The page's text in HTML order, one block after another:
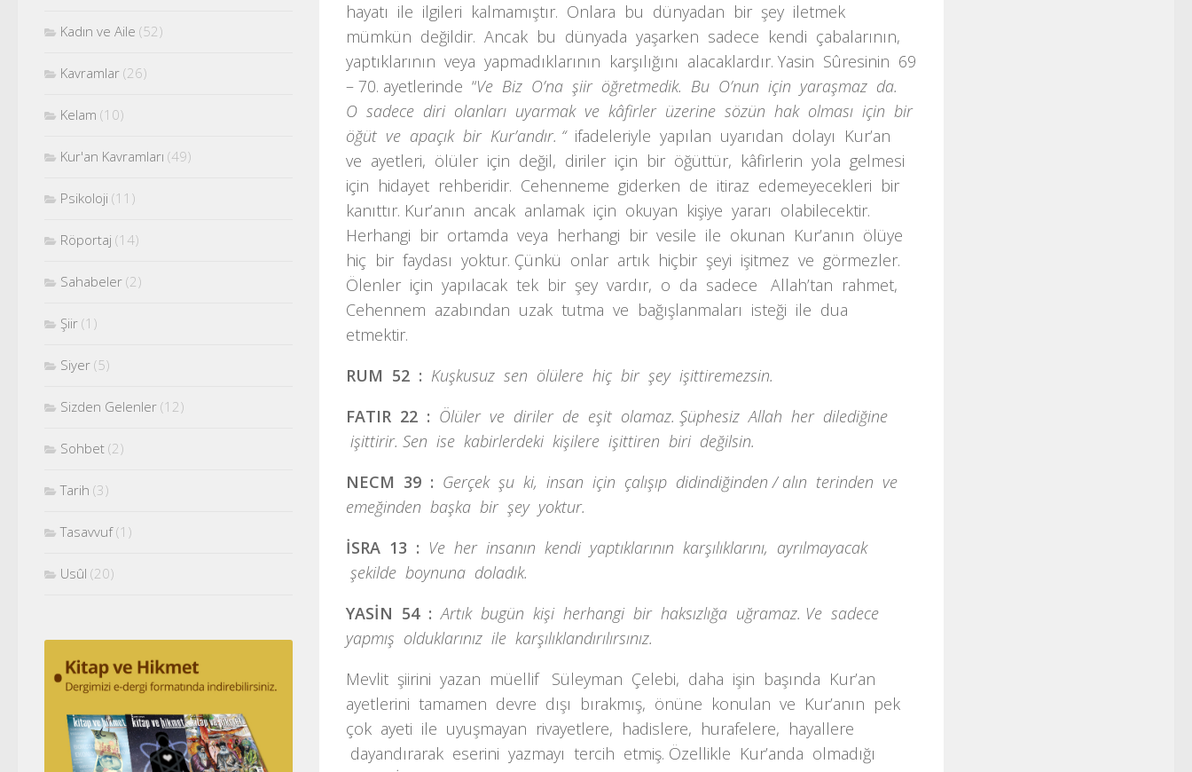
hayatı ile ilgileri kalmamıştır. Onlara bu dünyadan bir şey iletmek
mümkün değildir. Ancak bu dünyada yaşarken sadece kendi çabalarının,
yaptıklarının veya yapmadıklarının karşılığını alacaklardır. Yasin Sûresinin 69
– 70. ayetlerinde “Ve Biz O’na şiir öğretmedik. Bu O’nun için yaraşmaz da.
O sadece diri olanları uyarmak ve kâfirler üzerine sözün hak olması için bir
öğüt ve apaçık bir Kur’andır. “ifadeleriyle yapılan uyarıdan dolayı Kur’an
ve ayetleri, ölüler için değil, diriler için bir öğüttür, kâfirlerin yola gelmesi
için hidayet rehberidir. Cehenneme giderken de itiraz edemeyecekleri bir
kanıttır. Kur’anın ancak anlamak için okuyan kişiye yararı olabilecektir.
Herhangi bir ortamda veya herhangi bir vesile ile okunan Kur’anın ölüye
hiç bir faydası yoktur. Çünkü onlar artık hiçbir şeyi işitmez ve görmezler.
Ölenler için yapılacak tek bir şey vardır, o da sadece Allah’tan rahmet,
Cehennem azabından uzak tutma ve bağışlanmaları isteği ile dua
etmektir.
RUM 52 : Kuşkusuz sen ölülere hiç bir şey işittiremezsin.
FATIR 22 : Ölüler ve diriler de eşit olamaz. Şüphesiz Allah her dilediğine
işittirir. Sen ise kabirlerdeki kişilere işittiren biri değilsin.
NECM 39 : Gerçek şu ki, insan için çalışıp didindiğinden / alın terinden ve
emeğinden başka bir şey yoktur.
İSRA 13 : Ve her insanın kendi yaptıklarının karşılıklarını, ayrılmayacak
şekilde boynuna doladık.
YASİN 54 :Artık bugün kişi herhangi bir haksızlığa uğramaz. Ve sadece
yapmış olduklarınız ile karşılıklandırılırsınız.
Mevlit şiirini yazan müellif Süleyman Çelebi, daha işin başında Kur’an
ayetlerini tamamen devre dışı bırakmış, önüne konulan ve Kur’anın pek
çok ayeti ile uyuşmayan rivayetlere, hadislere, hurafelere, hayallere
dayandırarak eserini yazmayı tercih etmiş. Özellikle Kur’anda olmadığı
Kadın ve Aile (52)
Kavramlar (26)
Kelam (10)
Kur'an Kavramları (49)
Psikoloji (11)
Röportaj (14)
Sahabeler (2)
Şiir (1)
Siyer (5)
Sizden Gelenler (12)
Sohbet (2)
Tarih (3)
Tasavvuf(1)
Usûl (20)